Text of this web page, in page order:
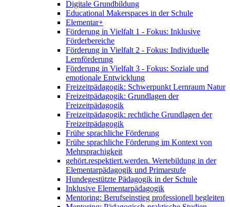
Digitale Grundbildung
Educational Makerspaces in der Schule
Elementar+
Förderung in Vielfalt 1 - Fokus: Inklusive
Förderbereiche
Förderung in Vielfalt 2 - Fokus: Individuelle
Lernförderung
Förderung in Vielfalt 3 - Fokus: Soziale und
emotionale Entwicklung
Freizeitpädagogik: Schwerpunkt Lernraum Natur
Freizeitpädagogik: Grundlagen der
Freizeitpädagogik
Freizeitpädagogik: rechtliche Grundlagen der
Freizeitpädagogik
Frühe sprachliche Förderung
Frühe sprachliche Förderung im Kontext von
Mehrsprachigkeit
gehört.respektiert.werden. Wertebildung in der
Elementarpädagogik und Primarstufe
Hundegestützte Pädagogik in der Schule
Inklusive Elementarpädagogik
Mentoring: Berufseinstieg professionell begleiten